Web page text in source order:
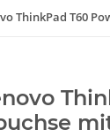
ThinkPad T60